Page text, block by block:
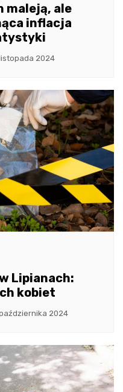
maleją, ale
inflacja
2024
Lipianach:
kobiet
2024